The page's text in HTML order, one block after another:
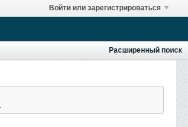
Войти или зарегистрироваться
Расширенный поиск